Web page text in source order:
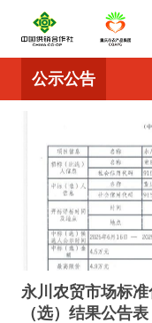
公示公告
永川农贸市场标
（选）结果公告表